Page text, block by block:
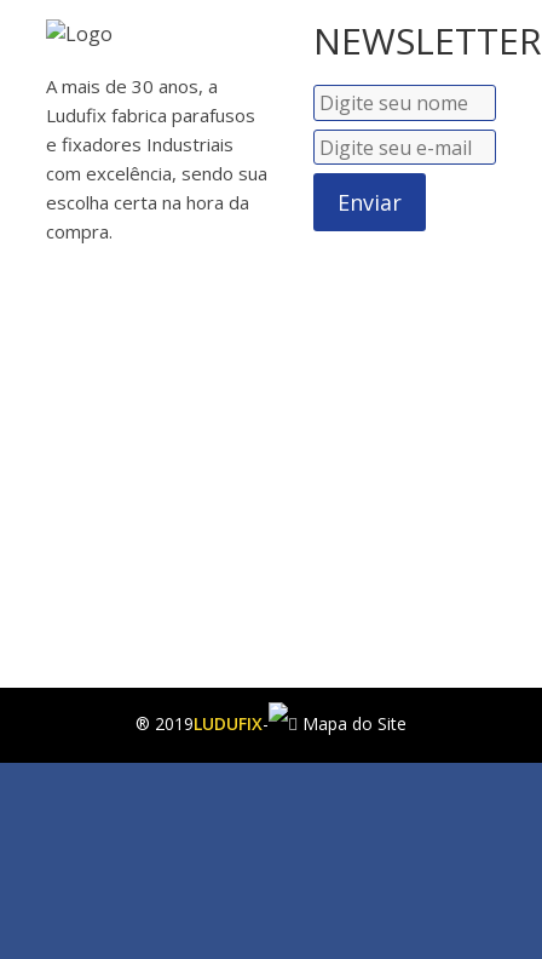
A mais de 30 anos, a
Ludufix fabrica parafusos
e fixadores Industriais
com excelência, sendo sua
escolha certa na hora da
compra.
NEWSLETTER
Enviar
® 2019LUDUFIX- Mapa do Site